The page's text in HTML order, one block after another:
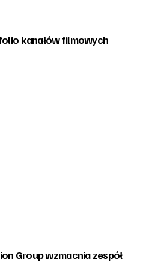
kanałów filmowych
Group wzmacnia zespół